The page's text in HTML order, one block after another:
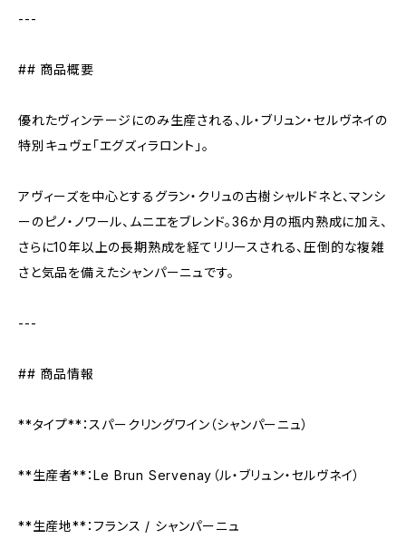
---
## 商品概要
優れたヴィンテージにのみ生産される、ル・ブリュン・セルヴネイの
特別キュヴェ「エグズィラロント」。
アヴィーズを中心とするグラン・クリュの古樹シャルドネと、マンシ
ーのピノ・ノワール、ムニエをブレンド。36か月の瓶内熟成に加え、
さらに10年以上の長期熟成を経てリリースされる、圧倒的な複雑
さと気品を備えたシャンパーニュです。
---
## 商品情報
**タイプ**：スパークリングワイン（シャンパーニュ）
**生産者**：Le Brun Servenay（ル・ブリュン・セルヴネイ）
**生産地**：フランス / シャンパーニュ